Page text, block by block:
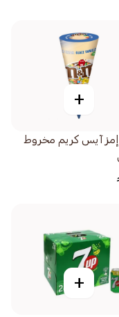
+
إمز آيس كريم مخروط
+